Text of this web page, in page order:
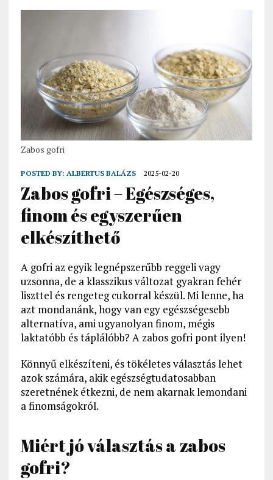
Zabos gofri
POSTED BY: ALBERTUS BALÁZS 2025-02-20
Zabos gofri – Egészséges,
finom és egyszerűen
elkészíthető
A gofri az egyik legnépszerűbb reggeli vagy
uzsonna, de a klasszikus változat gyakran fehér
liszttel és rengeteg cukorral készül. Mi lenne, ha
azt mondanánk, hogy van egy egészségesebb
alternatíva, ami ugyanolyan finom, mégis
laktatóbb és táplálóbb? A zabos gofri pont ilyen!
Könnyű elkészíteni, és tökéletes választás lehet
azok számára, akik egészségtudatosabban
szeretnének étkezni, de nem akarnak lemondani
a finomságokról.
Miért jó választás a zabos
gofri?